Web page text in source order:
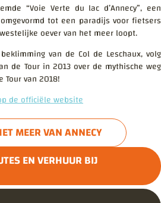
“Voie Verte du lac d’Annecy”, een
tot een paradijs voor fietsers
oever van het meer loopt.
van de Col de Leschaux, volg
de Tour in 2013 over de mythische weg
Tour van 2018!
de officiële website
MEER VAN ANNECY
EN VERHUUR BIJ